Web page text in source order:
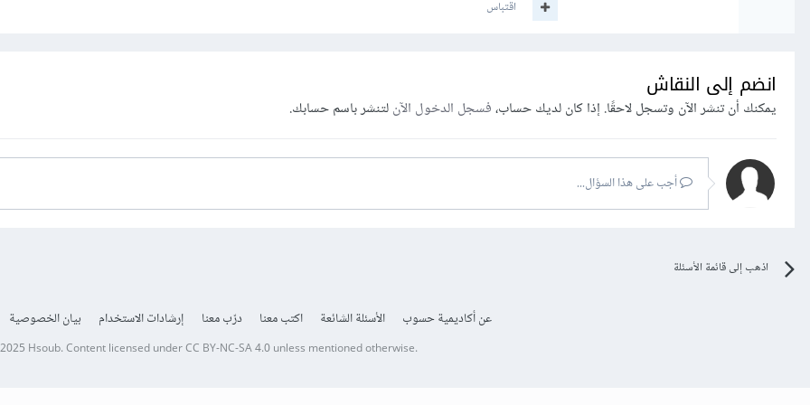
اقتباس
انضم إلى النقاش
يمكنك أن تنشر الآن وتسجل لاحقًا. إذا كان لديك حساب،فسجل الدخول الآنلتنشر باسم حسابك.
أجب على هذا السؤال...
اذهب إلى قائمة الأسئلة
عن أكاديمية حسوب الأسئلة الشائعة اكتب معنا درّب معنا إرشادات الاستخدام بيان الخصوصية
Hsoub.Content licensed underCC BY-NC-SA 4.0unless mentioned otherwise.